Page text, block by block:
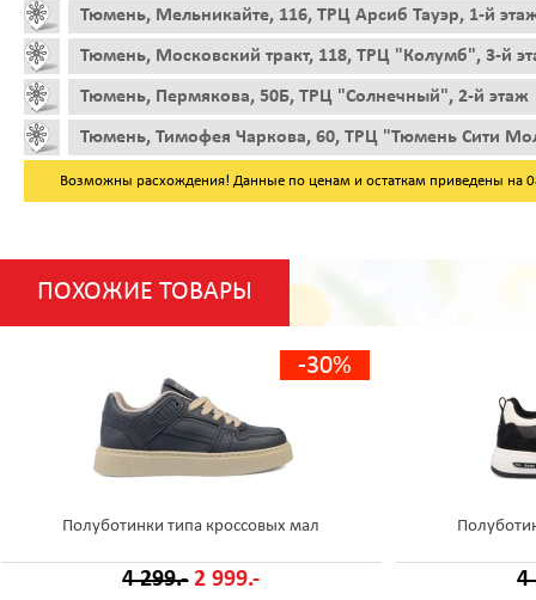
Тюмень, Мельникайте, 116, ТРЦ Арсиб Тауэр, 1-й
Тюмень, Московский тракт, 118, ТРЦ "Колумб", 3-й
Тюмень, Пермякова, 50Б, ТРЦ "Солнечный", 2-й этаж
Тюмень, Тимофея Чаркова, 60, ТРЦ "Тюмень Сити
Возможны расхождения! Данные по ценам и остаткам приведены на
ПОХОЖИЕ ТОВАРЫ
-30%
Полуботинки типа кроссовых мал
4 299.- 2 999.- 4